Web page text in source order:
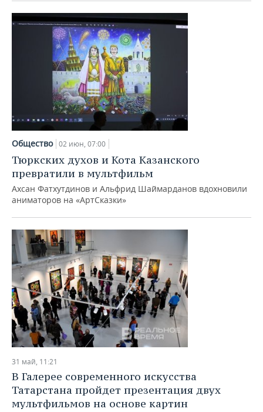
Общество 02 июн, 07:00
Тюркских духов и Кота Казанского
превратили в мультфильм
Ахсан Фатхутдинов и Альфрид Шаймарданов вдохновили
аниматоров на «АртСказки»
31 май, 11:21
В Галерее современного искусства
Татарстана пройдет презентация двух
мультфильмов на основе картин